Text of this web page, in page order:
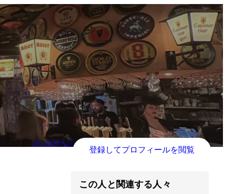
メッセージ
登録してプロフィールを閲覧
この人と関連する人々